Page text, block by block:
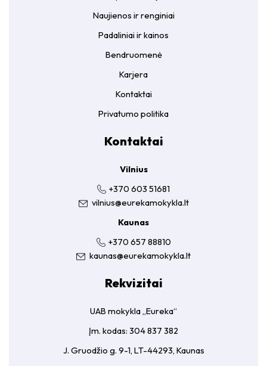
Naujienos ir renginiai
Padaliniai ir kainos
Bendruomenė
Karjera
Kontaktai
Privatumo politika
Kontaktai
Vilnius
+370 603 51681
vilnius@eurekamokykla.lt
Kaunas
+370 657 88810
kaunas@eurekamokykla.lt
Rekvizitai
UAB mokykla „Eureka“
Įm. kodas: 304 837 382
J. Gruodžio g. 9-1, LT-44293, Kaunas